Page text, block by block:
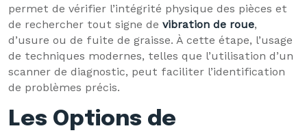
permet de vérifier l’intégrité physique des pièces et
de rechercher tout signe de vibration de roue,
d’usure ou de fuite de graisse. À cette étape, l’usage
de techniques modernes, telles que l’utilisation d’un
scanner de diagnostic, peut faciliter l’identification
de problèmes précis.
Les Options de